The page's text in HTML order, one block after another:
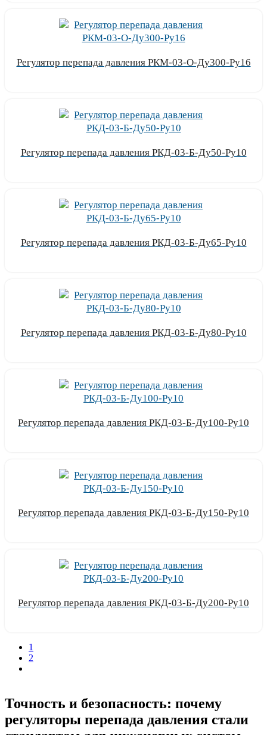
Регулятор перепада давления РКМ-03-О-Ду300-Ру16
Регулятор перепада давления РКД-03-Б-Ду50-Ру10
Регулятор перепада давления РКД-03-Б-Ду65-Ру10
Регулятор перепада давления РКД-03-Б-Ду80-Ру10
Регулятор перепада давления РКД-03-Б-Ду100-Ру10
Регулятор перепада давления РКД-03-Б-Ду150-Ру10
Регулятор перепада давления РКД-03-Б-Ду200-Ру10
1
2
Точность и безопасность: почему
регуляторы перепада давления стали